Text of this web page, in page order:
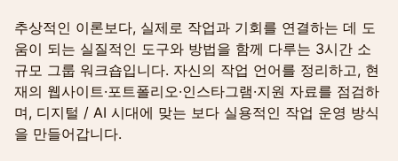
추상적인 이론보다, 실제로 작업과 기회를 연결하는 데 도
움이 되는 실질적인 도구와 방법을 함께 다루는 3시간 소
규모 그룹 워크숍입니다. 자신의 작업 언어를 정리하고, 현
재의 웹사이트·포트폴리오·인스타그램·지원 자료를 점검하
며, 디지털 / AI 시대에 맞는 보다 실용적인 작업 운영 방식
을 만들어갑니다.